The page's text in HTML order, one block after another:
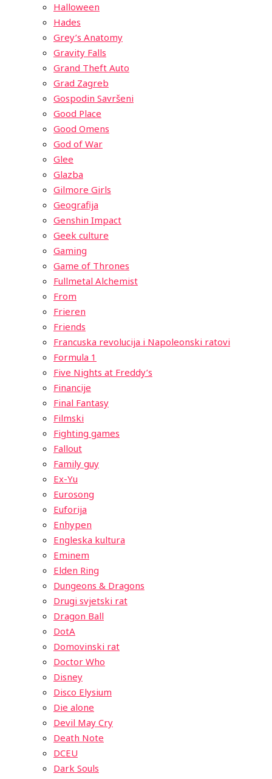
Halloween
Hades
Grey’s Anatomy
Gravity Falls
Grand Theft Auto
Grad Zagreb
Gospodin Savršeni
Good Place
Good Omens
God of War
Glee
Glazba
Gilmore Girls
Geografija
Genshin Impact
Geek culture
Gaming
Game of Thrones
Fullmetal Alchemist
From
Frieren
Friends
Francuska revolucija i Napoleonski ratovi
Formula 1
Five Nights at Freddy’s
Financije
Final Fantasy
Filmski
Fighting games
Fallout
Family guy
Ex-Yu
Eurosong
Euforija
Enhypen
Engleska kultura
Eminem
Elden Ring
Dungeons & Dragons
Drugi svjetski rat
Dragon Ball
DotA
Domovinski rat
Doctor Who
Disney
Disco Elysium
Die alone
Devil May Cry
Death Note
DCEU
Dark Souls